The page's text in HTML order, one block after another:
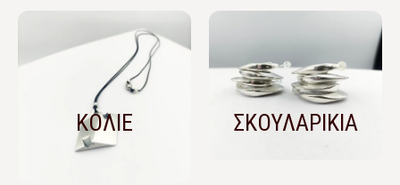
ΚΟΛΙΕ ΣΚΟΥΛΑΡΙΚΙΑ